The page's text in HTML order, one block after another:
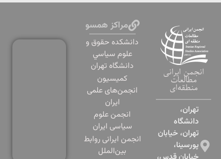
انجمن ایرانی
مطالعات
منطقه‌ای
تهران،
دانشگاه
تهران، خیابان
پورسینا،
مراکز همسو
دانشكده حقوق و
علوم سياسي
دانشگاه تهران
کمیسیون
انجمن‌های علمی
ایران
انجمن علوم
سیاسی ایران
انجمن ایرانی روابط
بین‌الملل